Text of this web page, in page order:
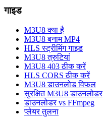
गाइड
M3U8 क्या है
M3U8 बनाम MP4
HLS स्ट्रीमिंग गाइड
M3U8 त्रुटियां
M3U8 403 ठीक करें
HLS CORS ठीक करें
M3U8 डाउनलोड विफल
सुरक्षित M3U8 डाउनलोडर
डाउनलोडर vs FFmpeg
प्लेयर तुलना